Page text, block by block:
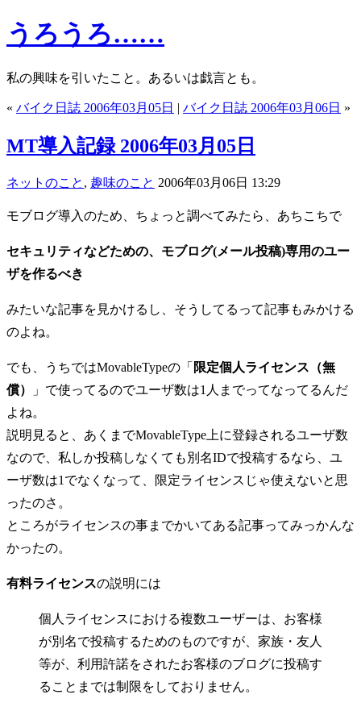
うろうろ……
私の興味を引いたこと。あるいは戯言とも。
« バイク日誌 2006年03月05日 | バイク日誌 2006年03月06日 »
MT導入記録 2006年03月05日
ネットのこと , 趣味のこと 2006年03月06日 13:29
モブログ導入のため、ちょっと調べてみたら、あちこちで
セキュリティなどための、モブログ(メール投稿)専用のユー
ザを作るべき
みたいな記事を見かけるし、そうしてるって記事もみかける
のよね。
でも、うちではMovableTypeの「 限定個人ライセンス（無
償）
」で使ってるのでユーザ数は1人までってなってるんだ
よね。
説明見ると、あくまでMovableType上に登録されるユーザ数
なので、私しか投稿しなくても別名IDで投稿するなら、ユ
ーザ数は1でなくなって、限定ライセンスじゃ使えないと思
ったのさ。
ところがライセンスの事までかいてある記事ってみっかんな
かったの。
有料ライセンスの説明には
個人ライセンスにおける複数ユーザーは、お客様
が別名で投稿するためのものですが、家族・友人
等が、利用許諾をされたお客様のブログに投稿す
ることまでは制限をしておりません。